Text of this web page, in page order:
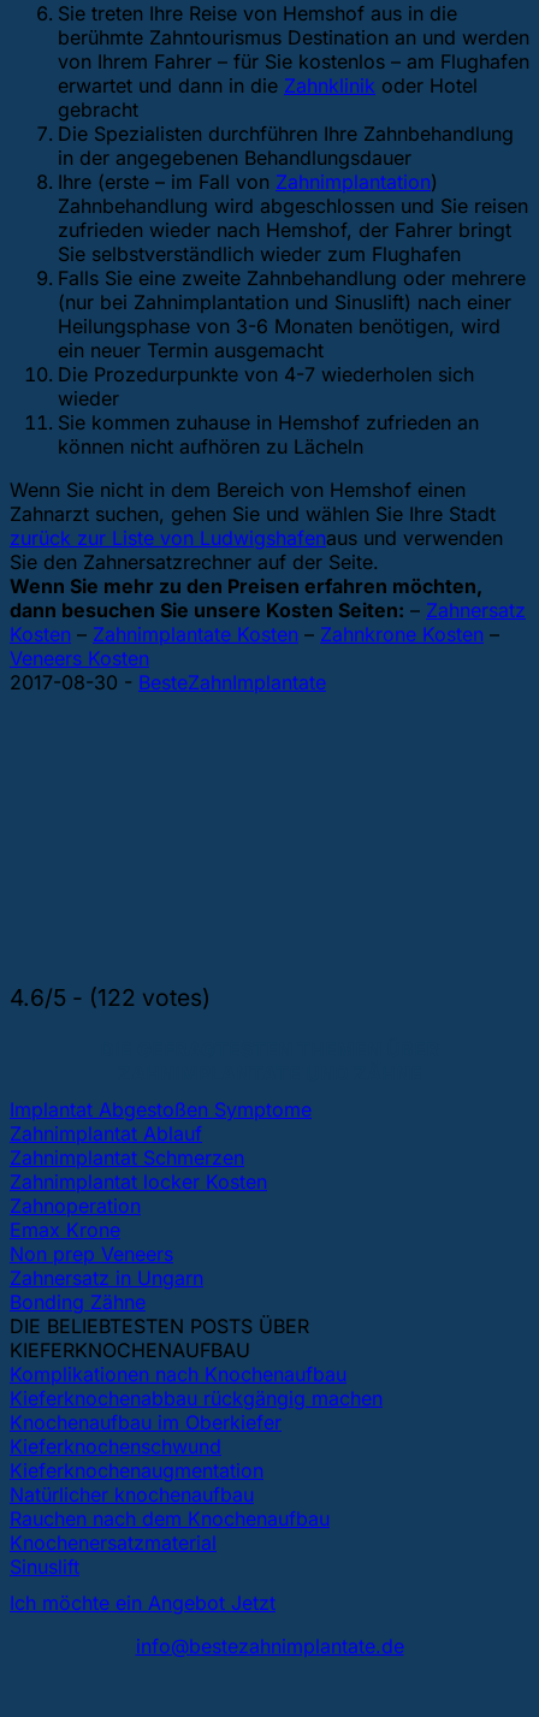
Sie treten Ihre Reise von Hemshof aus in die
berühmte Zahntourismus Destination an und werden
von Ihrem Fahrer – für Sie kostenlos – am Flughafen
erwartet und dann in die Zahnklinik oder Hotel
gebracht
Die Spezialisten durchführen Ihre Zahnbehandlung
in der angegebenen Behandlungsdauer
Ihre (erste – im Fall von Zahnimplantation)
Zahnbehandlung wird abgeschlossen und Sie reisen
zufrieden wieder nach Hemshof, der Fahrer bringt
Sie selbstverständlich wieder zum Flughafen
Falls Sie eine zweite Zahnbehandlung oder mehrere
(nur bei Zahnimplantation und Sinuslift) nach einer
Heilungsphase von 3-6 Monaten benötigen, wird
ein neuer Termin ausgemacht
Die Prozedurpunkte von 4-7 wiederholen sich
wieder
Sie kommen zuhause in Hemshof zufrieden an
können nicht aufhören zu Lächeln
Wenn Sie nicht in dem Bereich von Hemshof einen
Zahnarzt suchen, gehen Sie
zurück zur Liste von Ludwigshafen
und wählen Sie Ihre Stadt
aus und verwenden
Sie den Zahnersatzrechner auf der Seite.
Wenn Sie mehr zu den Preisen erfahren möchten,
dann besuchen Sie unsere Kosten Seiten: – Zahnersatz
Kosten – Zahnimplantate Kosten – Zahnkrone Kosten –
Veneers Kosten
2017-08-30 - BesteZahnImplantate
4.6/5 - (122 votes)
Implantat Abgestoßen Symptome
Zahnimplantat Ablauf
Zahnimplantat Schmerzen
Zahnimplantat locker Kosten
Zahnoperation
Emax Krone
Non prep Veneers
Zahnersatz in Ungarn
Bonding Zähne
DIE BELIEBTESTEN POSTS ÜBER
KIEFERKNOCHENAUFBAU
Komplikationen nach Knochenaufbau
Kieferknochenabbau rückgängig machen
Knochenaufbau im Oberkiefer
Kieferknochenschwund
Kieferknochenaugmentation
Natürlicher knochenaufbau
Rauchen nach dem Knochenaufbau
Knochenersatzmaterial
Sinuslift
Ich möchte ein Angebot Jetzt
info@bestezahnimplantate.de